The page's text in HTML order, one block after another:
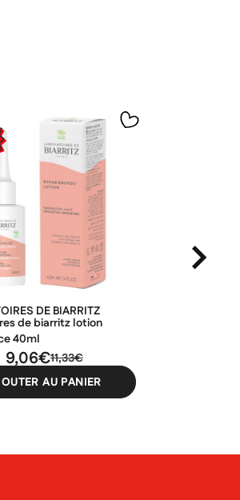
DE BIARRITZ
de biarritz lotion
40ml
11,33€
9,06€
AU PANIER